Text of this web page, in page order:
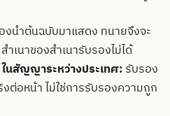
งนำต้นฉบับมาแสดง ทนายจึงจะ
ำเนาของสำเนารับรองไม่ได้
นสัญญาระหว่างประเทศ: รับรอง
ต่อหน้า ไม่ใช่การรับรองความถูก